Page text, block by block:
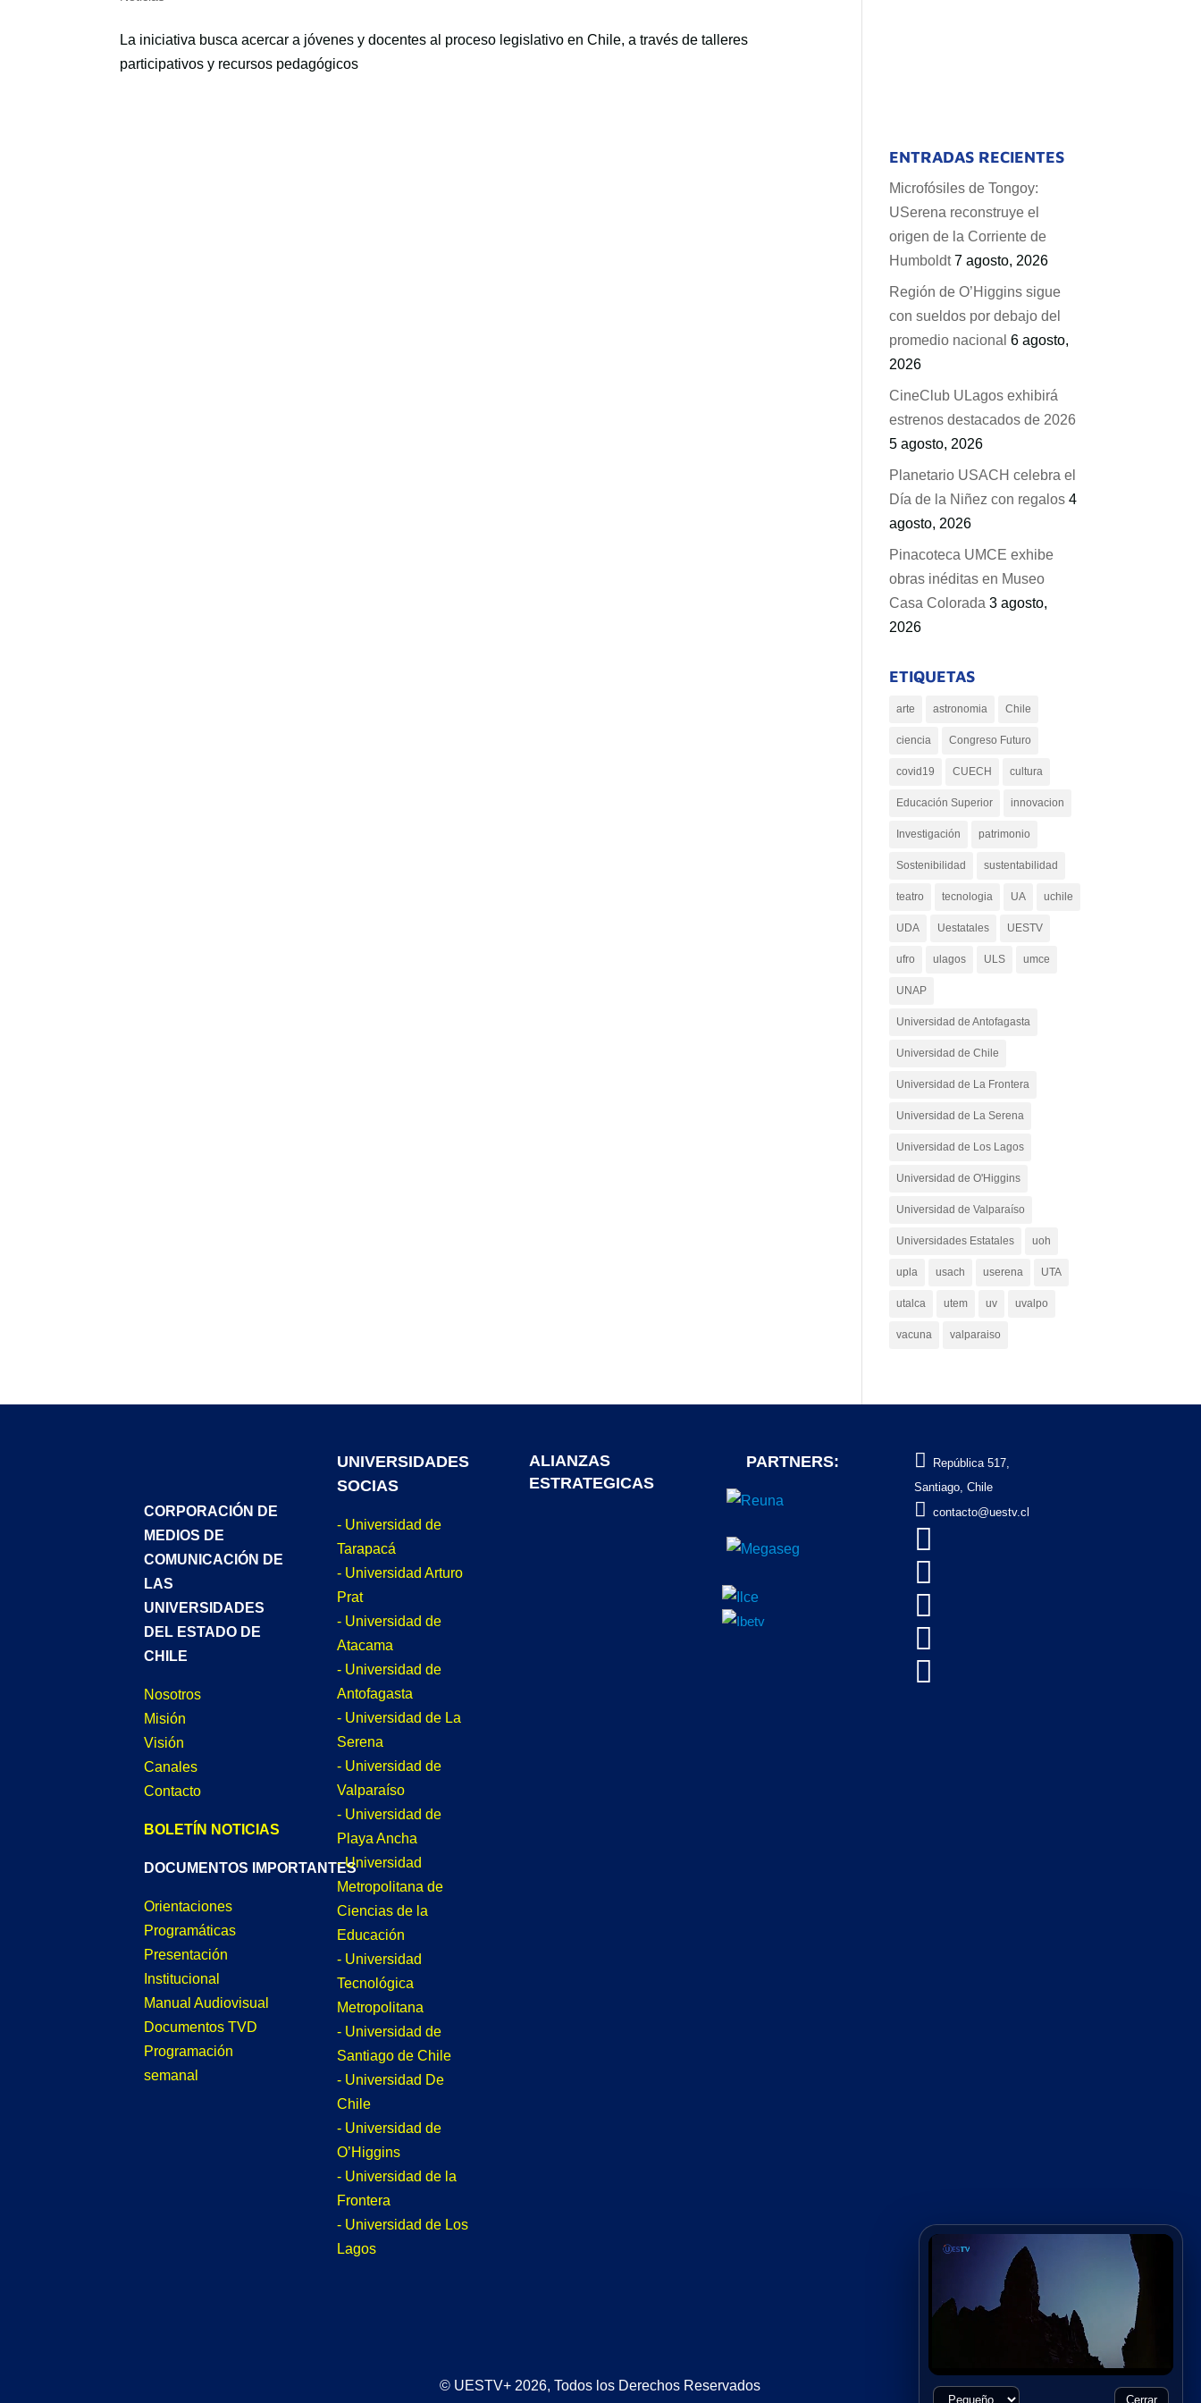
Cerrar
La iniciativa busca acercar a jóvenes y docentes al proceso legislativo en Chile, a través de talleres
participativos y recursos pedagógicos
ENTRADAS RECIENTES
Microfósiles de Tongoy:
USerena reconstruye el
origen de la Corriente de
Humboldt 7 agosto, 2026
Región de O’Higgins sigue
con sueldos por debajo del
promedio nacional 6 agosto,
2026
CineClub ULagos exhibirá
estrenos destacados de 2026
5 agosto, 2026
Planetario USACH celebra el
Día de la Niñez con regalos 4
agosto, 2026
Pinacoteca UMCE exhibe
obras inéditas en Museo
Casa Colorada 3 agosto,
2026
ETIQUETAS
arte astronomia Chile
ciencia Congreso Futuro
covid19 CUECH cultura
Educación Superior innovacion
Investigación patrimonio
Sostenibilidad sustentabilidad
teatro tecnologia UA uchile
UDA Uestatales UESTV
ufro ulagos ULS umce
UNAP
Universidad de Antofagasta
Universidad de Chile
Universidad de La Frontera
Universidad de La Serena
Universidad de Los Lagos
Universidad de O'Higgins
Universidad de Valparaíso
Universidades Estatales uoh
upla usach userena UTA
utalca utem uv uvalpo
vacuna valparaiso
CORPORACIÓN DE
MEDIOS DE
COMUNICACIÓN DE
LAS
UNIVERSIDADES
DEL ESTADO DE
CHILE
Nosotros
Misión
Visión
Canales
Contacto
BOLETÍN NOTICIAS
DOCUMENTOS IMPORTANTES
Orientaciones
Programáticas
Presentación
Institucional
Manual Audiovisual
Documentos TVD
Programación
semanal
UNIVERSIDADES
SOCIAS
- Universidad de
Tarapacá
- Universidad Arturo
Prat
- Universidad de
Atacama
- Universidad de
Antofagasta
- Universidad de La
Serena
- Universidad de
Valparaíso
- Universidad de
Playa Ancha
- Universidad
Metropolitana de
Ciencias de la
Educación
- Universidad
Tecnológica
Metropolitana
- Universidad de
Santiago de Chile
- Universidad De
Chile
- Universidad de
O’Higgins
- Universidad de la
Frontera
- Universidad de Los
Lagos
ALIANZAS
ESTRATEGICAS
PARTNERS: 
República 517,
Santiago, Chile
 contacto@uestv.cl





© UESTV+ 2026, Todos los Derechos Reservados